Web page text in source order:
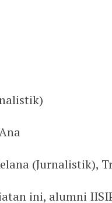
(Jurnalistik),
ini, alumni